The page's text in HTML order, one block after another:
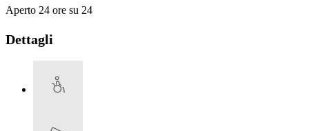
Aperto 24 ore su 24
Dettagli